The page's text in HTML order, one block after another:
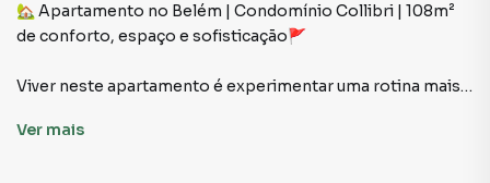
Churrasqueira
🏡 Apartamento no Belém | Condomínio Collibri | 108m²
de conforto, espaço e sofisticação🚩
Viver neste apartamento é experimentar uma rotina mais
distribuídos, ele entrega a sensação de casa, com a
Ver mais